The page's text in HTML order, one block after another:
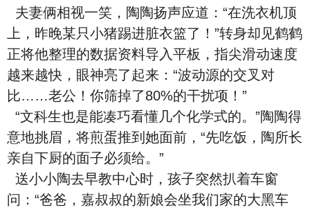
夫妻俩相视一笑，陶陶扬声应道：“在洗衣机顶
上，昨晚某只小猪踢进脏衣篮了！”转身却见鹤鹤
正将他整理的数据资料导入平板，指尖滑动速度
越来越快，眼神亮了起来：“波动源的交叉对
比……老公！你筛掉了80%的干扰项！”
“文科生也是能凑巧看懂几个化学式的。”陶陶得
意地挑眉，将煎蛋推到她面前，“先吃饭，陶所长
亲自下厨的面子必须给。”
送小小陶去早教中心时，孩子突然扒着车窗
问：“爸爸，嘉叔叔的新娘会坐我们家的大黑车